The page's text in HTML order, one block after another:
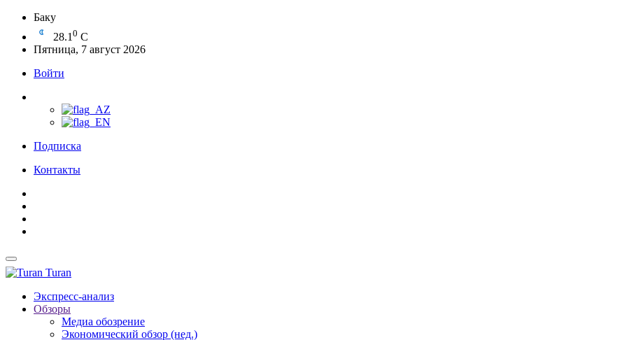
Баку
28.1 0 C
Пятница, 7 август 2026
Войти
Подписка
Контакты
Turan
Экспресс-анализ
Обзоры
Медиа обозрение
Экономический обзор (нед.)